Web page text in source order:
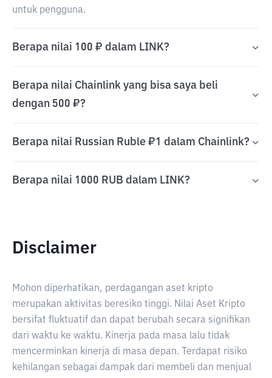
untuk pengguna.
Berapa nilai 100 ₽ dalam LINK?
Berapa nilai Chainlink yang bisa saya beli
dengan 500 ₽?
Berapa nilai Russian Ruble ₽1 dalam Chainlink?
Berapa nilai 1000 RUB dalam LINK?
Disclaimer
Mohon diperhatikan, perdagangan aset kripto
merupakan aktivitas beresiko tinggi. Nilai Aset Kripto
bersifat fluktuatif dan dapat berubah secara signifikan
dari waktu ke waktu. Kinerja pada masa lalu tidak
mencerminkan kinerja di masa depan. Terdapat risiko
kehilangan sebagai dampak dari membeli dan menjual